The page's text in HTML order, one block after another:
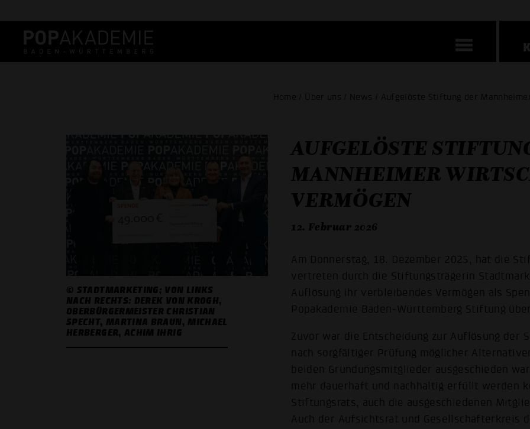
Home / Über uns / News / Aufgelöste Stiftung der
© STADTMARKETING; VON LINKS
NACH RECHTS: DEREK VON KROGH,
OBERBÜRGERMEISTER CHRISTIAN
SPECHT, MARTINA BRAUN, MICHAEL
HERBERGER, ACHIM IHRIG
AUFGELÖSTE
MANNHEIMER
VERMÖGEN
12. Februar 2026
Am Donnerstag, 18. Dezember 2025, hat die
vertreten durch die Stiftungsträgerin
Auflösung ihr verbleibendes Vermögen als
Popakademie Baden-Württemberg Stiftung
Zuvor war die Entscheidung zur Auflösung der
nach sorgfältiger Prüfung möglicher
beiden Gründungsmitglieder ausgeschieden
mehr dauerhaft und nachhaltig erfüllt werden
Stiftungsrats, auch die ausgeschiedenen
Auch der Aufsichtsrat und Gesellschafterkreis